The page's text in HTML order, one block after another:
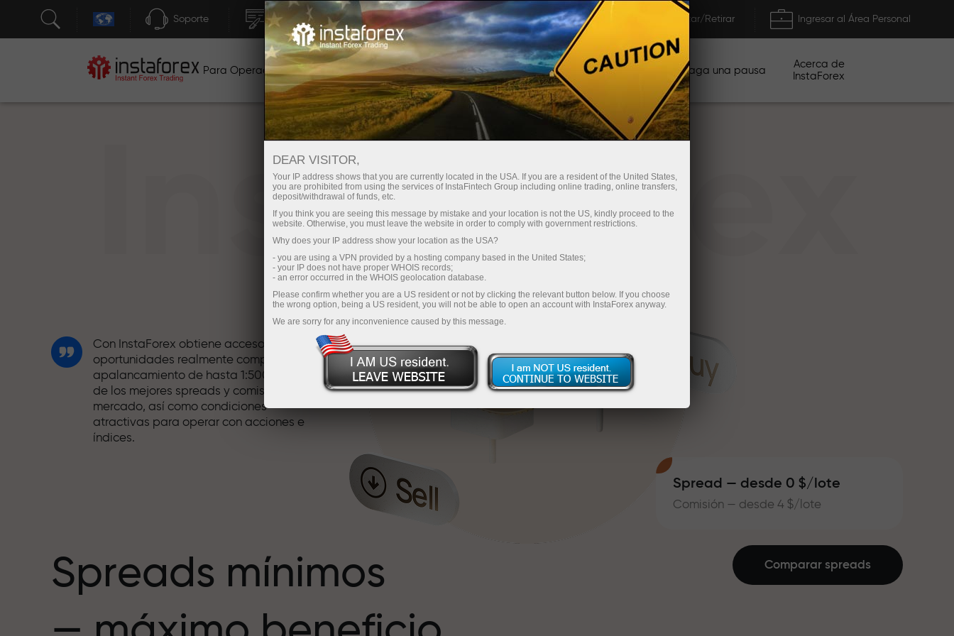
Soporte Apertura instantánea de la cuenta Plataforma comercial Depositar/Retirar Ingresar al Área Personal
Para Operadores
Para
Principiantes
Para
Inversionistas
Para Socios Campañas Haga una pausa
Acerca de
InstaForex
InstaForex
Spread — desde 0 $/lote
Comisión — desde 4 $/lote
Con InstaForex obtiene acceso a
oportunidades realmente competitivas:
apalancamiento de hasta 1:5000, unos
de los mejores spreads y comisiones del
mercado, así como condiciones
atractivas para operar con acciones e
índices.
de las operaciones comparten los
mismos valores. Ales Loprais aporta
Spreads mínimos
Comparar spreads
DEAR VISITOR,
Your IP address shows that you are currently located in the USA. If you are a resident of the United States,
you are prohibited from using the services of InstaFintech Group including online trading, online transfers,
deposit/withdrawal of funds, etc.
If you think you are seeing this message by mistake and your location is not the US, kindly proceed to the
website. Otherwise, you must leave the website in order to comply with government restrictions.
Why does your IP address show your location as the USA?
- you are using a VPN provided by a hosting company based in the United States;
- your IP does not have proper WHOIS records;
- an error occurred in the WHOIS geolocation database.
Please confirm whether you are a US resident or not by clicking the relevant button below. If you choose
the wrong option, being a US resident, you will not be able to open an account with InstaForex anyway.
We are sorry for any inconvenience caused by this message.